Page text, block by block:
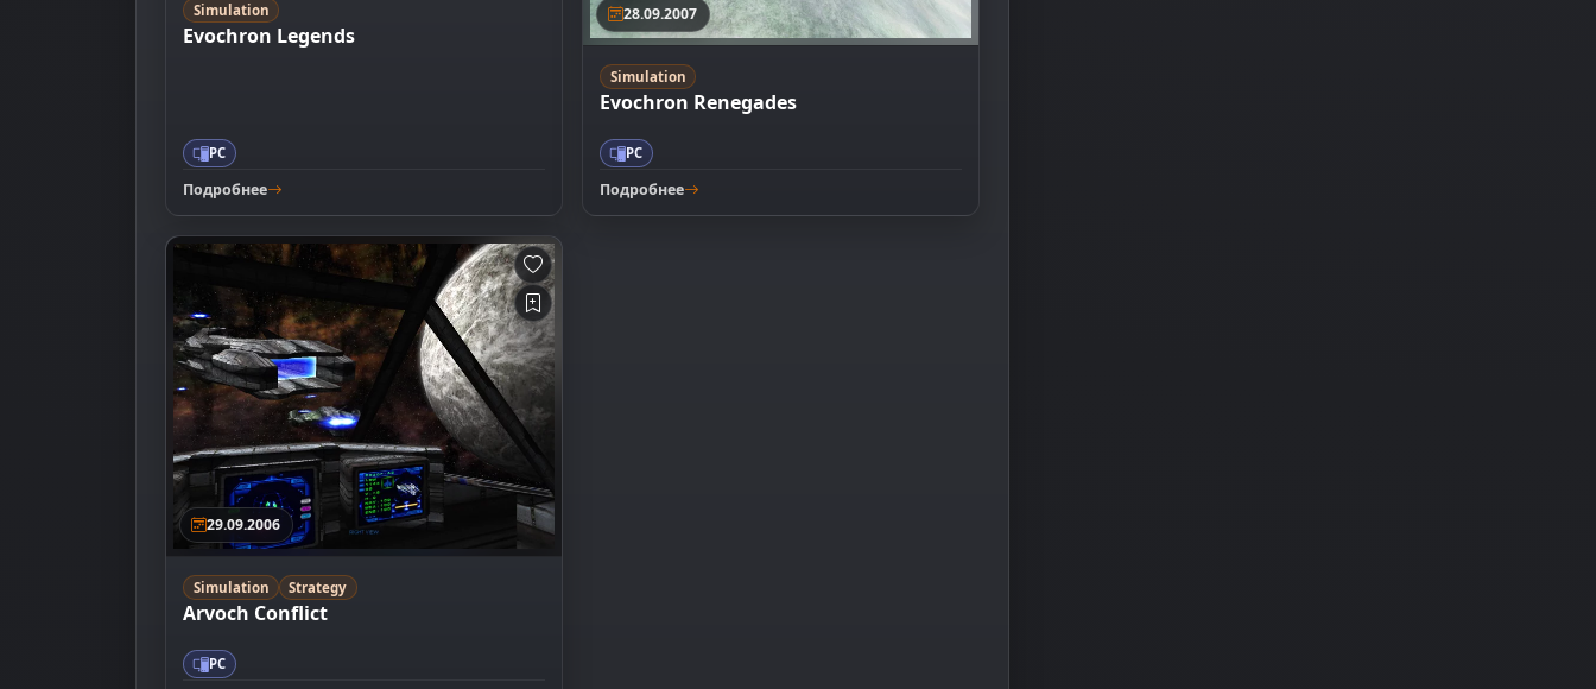
Simulation
Evochron Legends
PC
Подробнее
28.09.2007
Simulation
Evochron Renegades
PC
Подробнее
29.09.2006
Simulation Strategy
Arvoch Conflict
PC